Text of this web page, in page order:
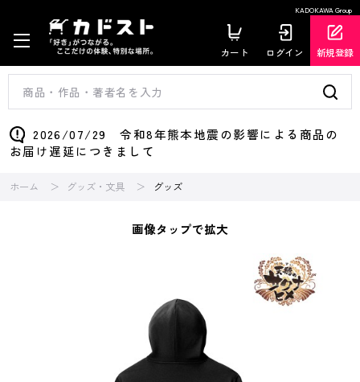
KADOKAWA Group
カート ログイン 新規登録
2026/07/29 令和8年熊本地震の影響による商品の
お届け遅延につきまして
ホーム グッズ・文具 グッズ
画像タップで拡大